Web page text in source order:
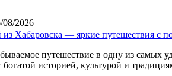
08/2026
Хабаровска — яркие путешествия с
путешествие в одну из самых
богатой историей, культурой и